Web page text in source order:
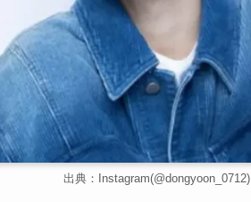
出典：Instagram(@dongyoon_0712)